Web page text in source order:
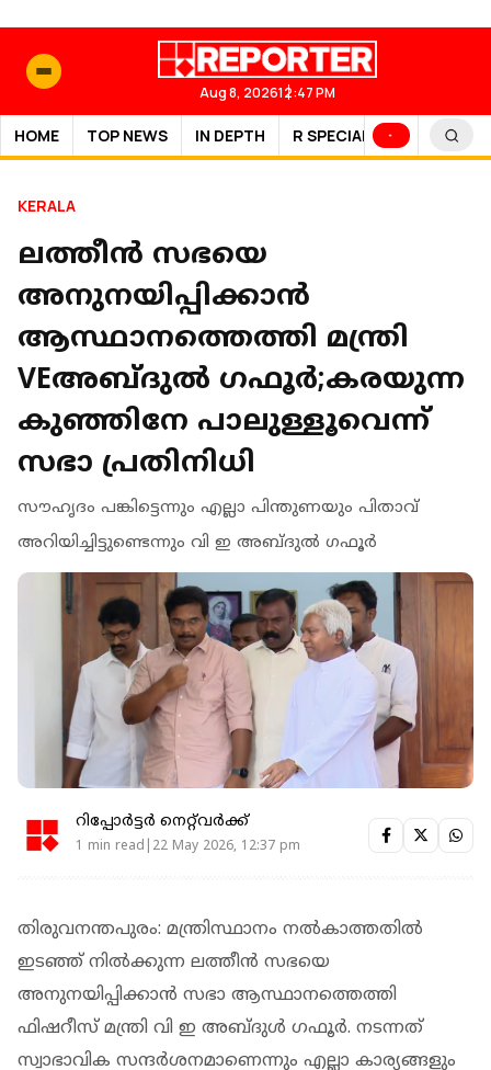
Aug 8, 202612:47 PM
HOME TOP NEWS IN DEPTH R SPECIAL SPORTS
KERALA
ലത്തീൻ സഭയെ
അനുനയിപ്പിക്കാൻ
ആസ്ഥാനത്തെത്തി മന്ത്രി
VEഅബ്ദുൽ ഗഫൂർ;കരയുന്ന
കുഞ്ഞിനേ പാലുള്ളൂവെന്ന്
സഭാ പ്രതിനിധി
സൗഹൃദം പങ്കിട്ടെന്നും എല്ലാ പിന്തുണയും പിതാവ്
അറിയിച്ചിട്ടുണ്ടെന്നും വി ഇ അബ്ദുല്‍ ഗഫൂര്‍
റിപ്പോർട്ടർ നെറ്റ്‌വര്‍ക്ക്‌
1 min read|22 May 2026, 12:37 pm
തിരുവനന്തപുരം: മന്ത്രിസ്ഥാനം നല്‍കാത്തതില്‍
ഇടഞ്ഞ് നില്‍ക്കുന്ന ലത്തീന്‍ സഭയെ
അനുനയിപ്പിക്കാന്‍ സഭാ ആസ്ഥാനത്തെത്തി
ഫിഷറീസ് മന്ത്രി വി ഇ അബ്ദുള്‍ ഗഫൂര്‍. നടന്നത്
സ്വാഭാവിക സന്ദര്‍ശനമാണെന്നും എല്ലാ കാര്യങ്ങളും